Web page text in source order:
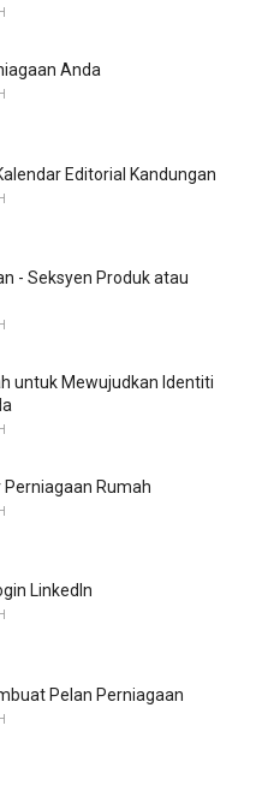
Anda
Editorial Kandungan
- Seksyen Produk atau
untuk Mewujudkan Identiti
Rumah
LinkedIn
Pelan Perniagaan